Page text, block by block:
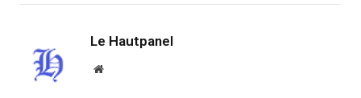
Le Hautpanel
Website